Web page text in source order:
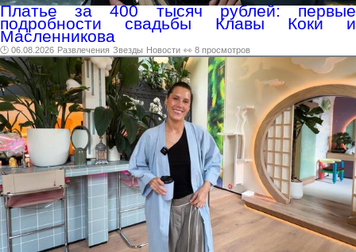
Платье за 400 тысяч рублей: первые
подробности свадьбы Клавы Коки и
Масленникова
🕑 06.08.2026 Развлечения Звезды Новости 👀 8 просмотров